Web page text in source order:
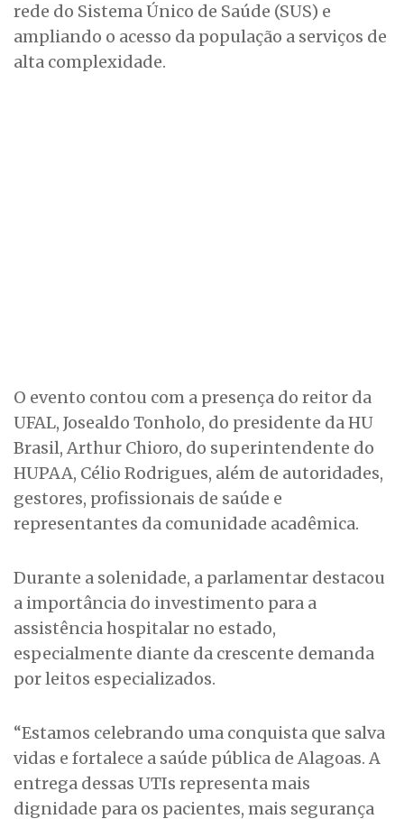
rede do Sistema Único de Saúde (SUS) e
ampliando o acesso da população a serviços de
alta complexidade.
O evento contou com a presença do reitor da
UFAL, Josealdo Tonholo, do presidente da HU
Brasil, Arthur Chioro, do superintendente do
HUPAA, Célio Rodrigues, além de autoridades,
gestores, profissionais de saúde e
representantes da comunidade acadêmica.
Durante a solenidade, a parlamentar destacou
a importância do investimento para a
assistência hospitalar no estado,
especialmente diante da crescente demanda
por leitos especializados.
“Estamos celebrando uma conquista que salva
vidas e fortalece a saúde pública de Alagoas. A
entrega dessas UTIs representa mais
dignidade para os pacientes, mais segurança